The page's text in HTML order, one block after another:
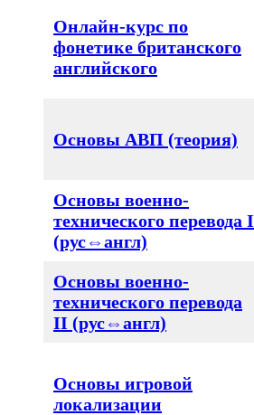
Онлайн-курс по
фонетике британского
английского
Основы АВП (теория)
Основы военно-
технического перевода I
(рус⇔англ)
Основы военно-
технического перевода
II (рус⇔англ)
Основы игровой
локализации